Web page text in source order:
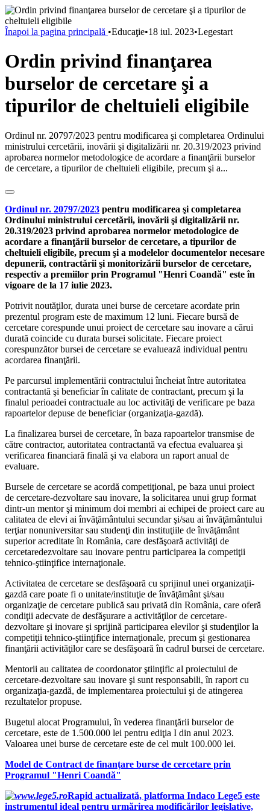
Înapoi la pagina principală •Educaţie•18 iul. 2023•Legestart
Ordin privind finanţarea
burselor de cercetare şi a
tipurilor de cheltuieli eligibile
Ordinul nr. 20797/2023 pentru modificarea şi completarea Ordinului
ministrului cercetării, inovării şi digitalizării nr. 20.319/2023 privind
aprobarea normelor metodologice de acordare a finanţării burselor
de cercetare, a tipurilor de cheltuieli eligibile, precum şi a...
Ordinul nr. 20797/2023 pentru modificarea şi completarea
Ordinului ministrului cercetării, inovării şi digitalizării nr.
20.319/2023 privind aprobarea normelor metodologice de
acordare a finanţării burselor de cercetare, a tipurilor de
cheltuieli eligibile, precum şi a modelelor documentelor necesare
depunerii, contractării şi monitorizării burselor de cercetare,
respectiv a premiilor prin Programul "Henri Coandă" este în
vigoare de la 17 iulie 2023.
Potrivit noutăţilor, durata unei burse de cercetare acordate prin
prezentul program este de maximum 12 luni. Fiecare bursă de
cercetare corespunde unui proiect de cercetare sau inovare a cărui
durată coincide cu durata bursei solicitate. Fiecare proiect
corespunzător bursei de cercetare se evaluează individual pentru
acordarea finanţării.
Pe parcursul implementării contractului încheiat între autoritatea
contractantă şi beneficiar în calitate de contractant, precum şi la
finalul perioadei contractuale au loc activităţi de verificare pe baza
rapoartelor depuse de beneficiar (organizaţia-gazdă).
La finalizarea bursei de cercetare, în baza rapoartelor transmise de
către contractor, autoritatea contractantă va efectua evaluarea şi
verificarea financiară finală şi va elabora un raport anual de
evaluare.
Bursele de cercetare se acordă competiţional, pe baza unui proiect
de cercetare-dezvoltare sau inovare, la solicitarea unui grup format
dintr-un mentor şi minimum doi membri ai echipei de proiect care au
calitatea de elevi ai învăţământului secundar şi/sau ai învăţământului
terţiar nonuniversitar sau studenţi din instituţiile de învăţământ
superior acreditate în România, care desfăşoară activităţi de
cercetaredezvoltare sau inovare pentru participarea la competiţii
tehnico-ştiinţifice internaţionale.
Activitatea de cercetare se desfăşoară cu sprijinul unei organizaţii-
gazdă care poate fi o unitate/instituţie de învăţământ şi/sau
organizaţie de cercetare publică sau privată din România, care oferă
condiţii adecvate de desfăşurare a activităţilor de cercetare-
dezvoltare şi inovare şi sprijină participarea elevilor şi studenţilor la
competiţii tehnico-ştiinţifice internaţionale, precum şi gestionarea
finanţării activităţilor care se desfăşoară în cadrul bursei de cercetare.
Mentorii au calitatea de coordonator ştiinţific al proiectului de
cercetare-dezvoltare sau inovare şi sunt responsabili, în raport cu
organizaţia-gazdă, de implementarea proiectului şi de atingerea
rezultatelor propuse.
Bugetul alocat Programului, în vederea finanţării burselor de
cercetare, este de 1.500.000 lei pentru ediţia I din anul 2023.
Valoarea unei burse de cercetare este de cel mult 100.000 lei.
Model de Contract de finanţare burse de cercetare prin
Programul "Henri Coandă"
Rapid actualizată, platforma Indaco Lege5 este
instrumentul ideal pentru urmărirea modificărilor legislative,